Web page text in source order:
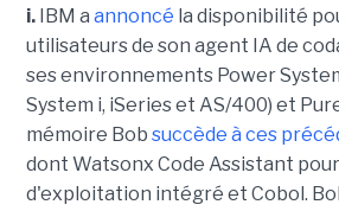
i.IBM a annoncé la disponibilité
utilisateurs de son agent IA de
ses environnements Power
System i, iSeries et AS/400) et
mémoire Bob succède à ces
dont Watsonx Code Assistant
d'exploitation intégré et Cobol.